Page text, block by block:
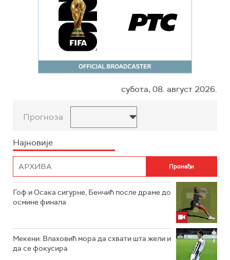
субота, 08. август 2026.
Прогноза
Најновије
Гоф и Осака сигурне, Бенчић после драме до
осмине финала
Мекени: Влаховић мора да схвати шта жели и
да се фокусира